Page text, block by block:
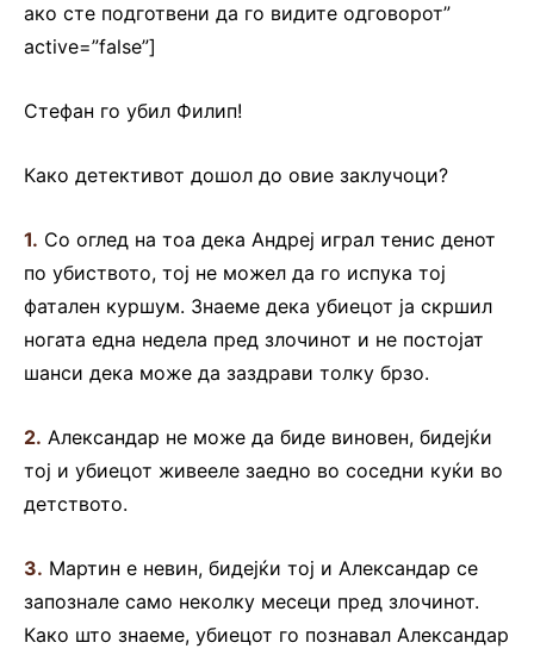
ако сте подготвени да го видите одговорот”
active=”false”]
Стефан го убил Филип!
Како детективот дошол до овие заклучоци?
1. Со оглед на тоа дека Андреј играл тенис денот
по убиството, тој не можел да го испука тој
фатален куршум. Знаеме дека убиецот ја скршил
ногата една недела пред злочинот и не постојат
шанси дека може да заздрави толку брзо.
2. Александар не може да биде виновен, бидејќи
тој и убиецот живееле заедно во соседни куќи во
детството.
3. Мартин е невин, бидејќи тој и Александар се
запознале само неколку месеци пред злочинот.
Како што знаеме, убиецот го познавал Александар